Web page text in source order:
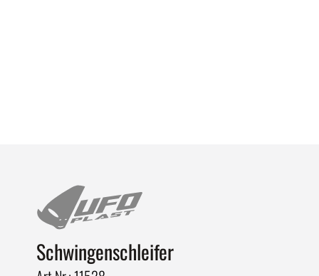
Schwingenschleifer